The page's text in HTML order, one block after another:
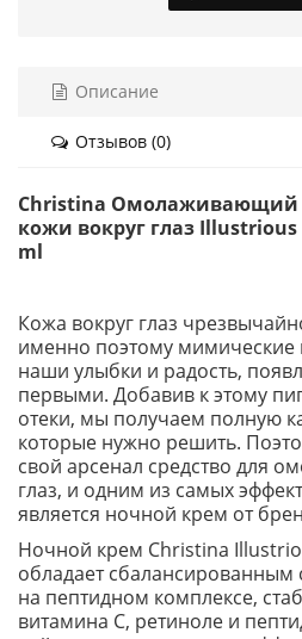
Описание
Отзывов (0)
Christina Омолаживающий
кожи вокруг глаз Illustrious
ml
Кожа вокруг глаз
именно поэтому
наши улыбки и радость,
первыми. Добавив к этому
отеки, мы получаем полную
которые нужно решить.
свой арсенал средство для
глаз, и одним из самых
является ночной крем от
Ночной крем Christina
обладает
на пептидном комплексе,
витамина С, ретиноле и